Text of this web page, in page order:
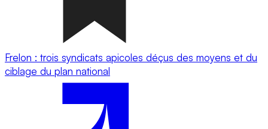
Frelon : trois syndicats apicoles déçus des moyens et du
ciblage du plan national